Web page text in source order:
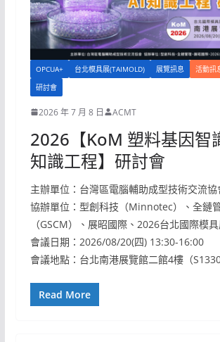
OPCUA+ 台北模具展(TAIMOLD) 展覽訊息 活動訊
研討會
2026 年 7 月 8 日 ACMT
2026【KoM 塑料基因智
知識工程】研討會
主辦單位：台灣區電腦輔助成型技術交流協
協辦單位：型創科技（Minnotec）、全鏈
（GSCM）、展昭國際、2026台北國際模
會議日期：2026/08/20(四) 13:30-16:00
會議地點：台北南港展覽館二館4樓（S1330
Read More